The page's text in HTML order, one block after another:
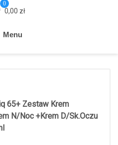
0
0,00 zł
Menu
65+ Zestaw Krem
N/Noc +Krem D/Sk.Oczu